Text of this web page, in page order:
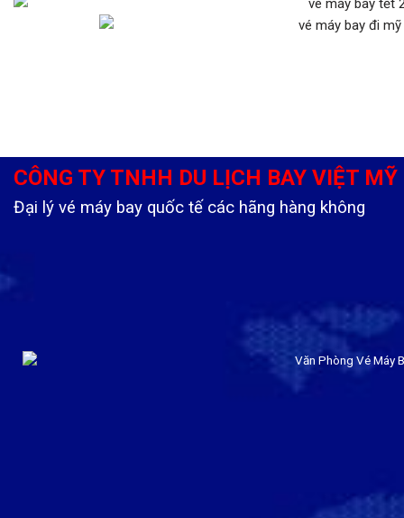
CÔNG TY TNHH DU LỊCH BAY VIỆT MỸ
Đại lý vé máy bay quốc tế các hãng hàng không